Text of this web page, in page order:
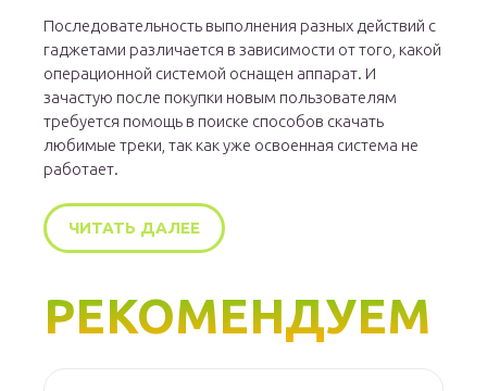
Последовательность выполнения разных действий с
гаджетами различается в зависимости от того, какой
операционной системой оснащен аппарат. И
зачастую после покупки новым пользователям
требуется помощь в поиске способов скачать
любимые треки, так как уже освоенная система не
работает.
ЧИТАТЬ ДАЛЕЕ
РЕКОМЕНДУЕМ